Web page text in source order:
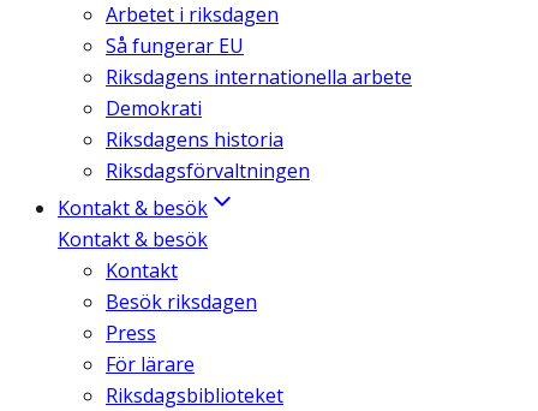
Arbetet i riksdagen
Så fungerar EU
Riksdagens internationella arbete
Demokrati
Riksdagens historia
Riksdagsförvaltningen
Kontakt & besök
Kontakt & besök
Kontakt
Besök riksdagen
Press
För lärare
Riksdagsbiblioteket